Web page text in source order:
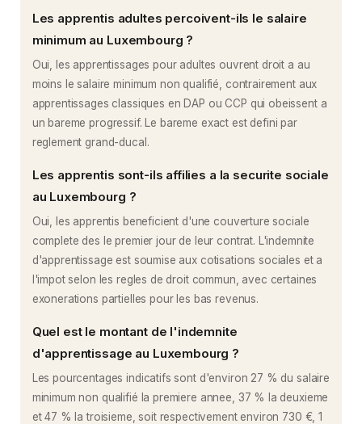
Les apprentis adultes percoivent-ils le salaire
minimum au Luxembourg ?
Oui, les apprentissages pour adultes ouvrent droit a au
moins le salaire minimum non qualifié, contrairement aux
apprentissages classiques en DAP ou CCP qui obeissent a
un bareme progressif. Le bareme exact est defini par
reglement grand-ducal.
Les apprentis sont-ils affilies a la securite sociale
au Luxembourg ?
Oui, les apprentis beneficient d'une couverture sociale
complete des le premier jour de leur contrat. L'indemnite
d'apprentissage est soumise aux cotisations sociales et a
l'impot selon les regles de droit commun, avec certaines
exonerations partielles pour les bas revenus.
Quel est le montant de l'indemnite
d'apprentissage au Luxembourg ?
Les pourcentages indicatifs sont d'environ 27 % du salaire
minimum non qualifié la premiere annee, 37 % la deuxieme
et 47 % la troisieme, soit respectivement environ 730 €, 1